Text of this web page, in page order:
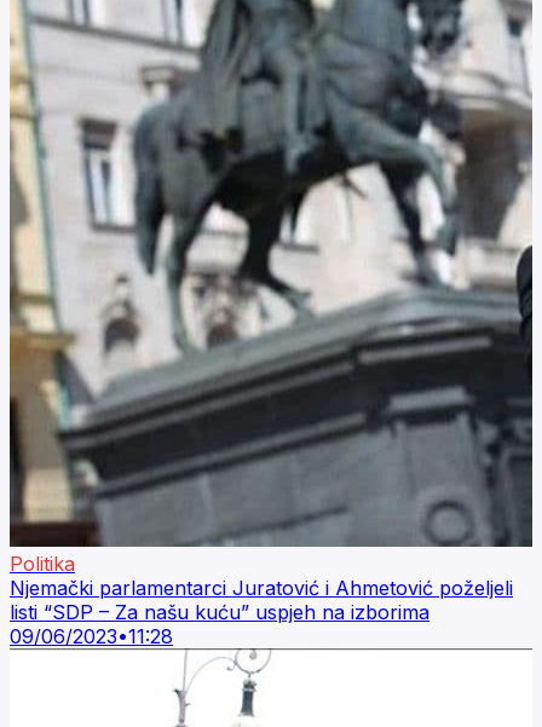
Politika
Njemački parlamentarci Juratović i Ahmetović poželjeli
listi “SDP – Za našu kuću” uspjeh na izborima
09/06/2023•11:28